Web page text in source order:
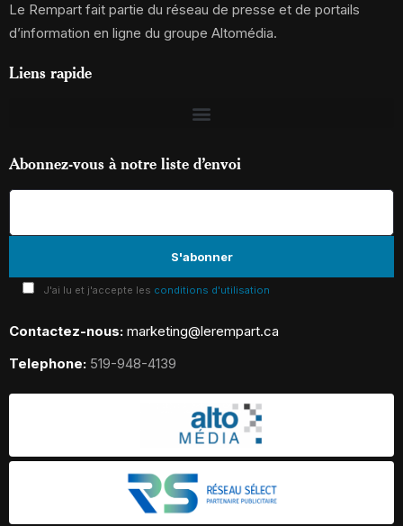
Le Rempart fait partie du réseau de presse et de portails
d’information en ligne du groupe Altomédia.
Liens rapide
Abonnez-vous à notre liste d’envoi
J'ai lu et j'accepte les conditions d'utilisation
Contactez-nous: marketing@lerempart.ca
Telephone: 519-948-4139